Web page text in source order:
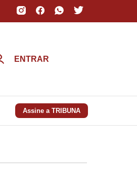
ENTRAR
Assine a TRIBUNA